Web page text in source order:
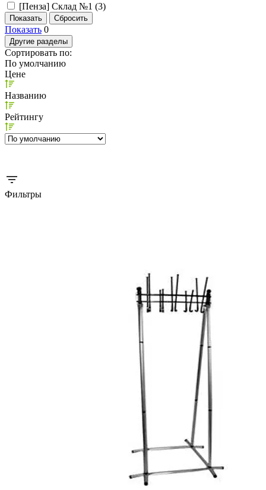
[Пенза] Склад №1 (3)
Показать 0
Другие разделы
Сортировать по:
По умолчанию
Цене
Названию
Рейтингу
Фильтры